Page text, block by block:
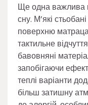
Ще одна важлива
сну. М’які
поверхню
тактильне
бавовняні
запобігаючи
теплі варіанти
більш затишну